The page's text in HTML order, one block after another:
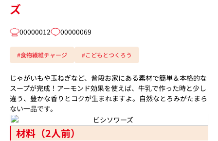
ズ
00000012 00000069
#食物繊維チャージ #こどもとつくろう
じゃがいもや玉ねぎなど、普段お家にある素材で簡単＆本格的な
スープが完成！アーモンド効果を使えば、牛乳で作った時と少し
違う、豊かな香りとコクが生まれますよ。自然なとろみがたまら
ない一品です。
材料（2人前）